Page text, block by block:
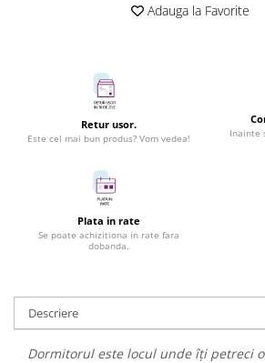
Adauga la Favorite
Retur usor.
Este cel mai bun produs? Vom vedea!
Inainte
Plata in rate
Se poate achizitiona in rate fara
dobanda.
Descriere
Dormitorul este locul unde îți petreci